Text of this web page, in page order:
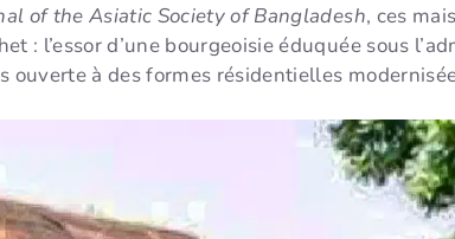
of the Asiatic Society of Bangladesh, ces
: l’essor d’une bourgeoisie éduquée sous
ouverte à des formes résidentielles